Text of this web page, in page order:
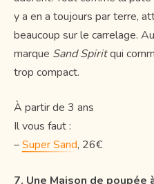
y a en a toujours par terre,
beaucoup sur le carrelage.
marque Sand Spiritqui
trop compact.
À partir de 3 ans
Il vous faut :
–Super Sand, 26€
7. Une Maison de poupée